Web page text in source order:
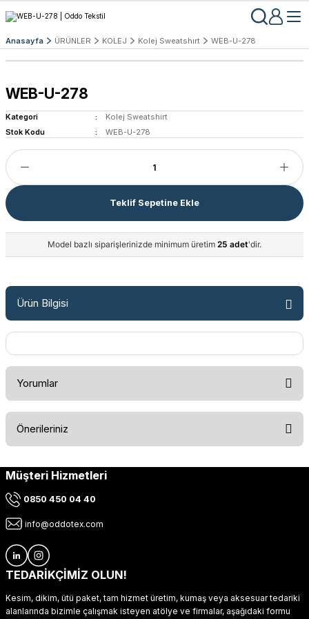
Anasayfa ÜRÜNLER KOLEJ Kolej Sweatshırt WEB-U-278
WEB-U-278
Kategori
Kolej Sweatshırt
Stok Kodu
WEB-U-278
Teklif Sepetine Ekle
Model bazlı siparişlerinizde minimum üretim 25 adet'dir.
Ürün Bilgisi
Yorumlar
Önerileriniz
Bu ürünün fiyat bilgisi, resim, ürün açıklamalarında ve diğer
kullanarak tarafımıza iletebilirsiniz.
Ürün resmi kalitesiz, bozuk veya görüntülenemiyor.
Ürün açıklamasında eksik bilgiler bulunuyor.
Ürün fiyatı diğer sitelerden daha pahalı.
Müşteri Hizmetleri
0850 450 04 40
info@oddotex.com
TEDARİKÇİMİZ OLUN!
Kesim, dikim, ütü paket, tam hizmet üretim, kumaş veya aksesuar tedariki
alanlarında bizimle çalışmak isteyen atölye ve firmalar, aşağıdaki formu